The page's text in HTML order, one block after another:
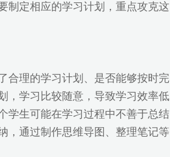
制定相应的学习计划，重点攻克这
合理的学习计划、是否能够按时完
，学习比较随意，导致学习效率低
学生可能在学习过程中不善于总结
，通过制作思维导图、整理笔记等